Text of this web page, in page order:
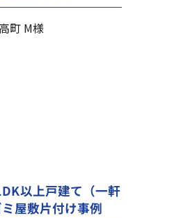
町 M様
以上戸建て（一軒
屋敷片付け事例